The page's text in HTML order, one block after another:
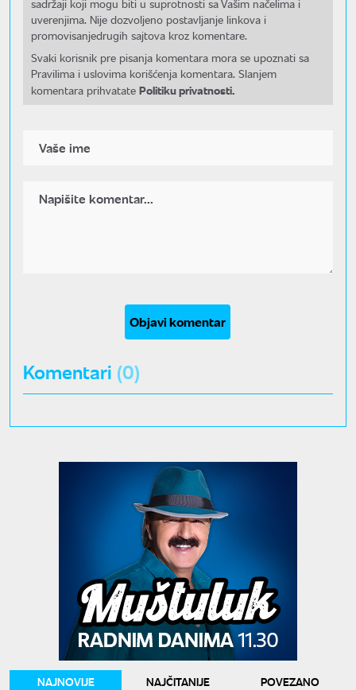
sadržaji koji mogu biti u suprotnosti sa Vašim načelima i
uverenjima. Nije dozvoljeno postavljanje linkova i
promovisanjedrugih sajtova kroz komentare.
Svaki korisnik pre pisanja komentara mora se upoznati sa
Pravilima i uslovima korišćenja komentara. Slanjem
komentara prihvatate Politiku privatnosti.
Objavi komentar
Komentari (0)
NAJNOVIJE NAJČITANIJE
POVEZANO